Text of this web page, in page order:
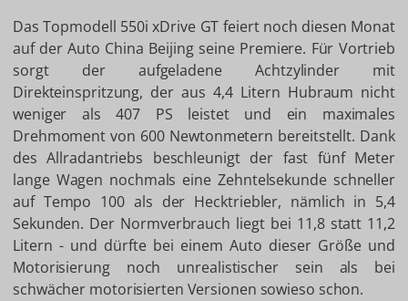
Das Topmodell 550i xDrive GT feiert noch diesen Monat
auf der Auto China Beijing seine Premiere. Für Vortrieb
sorgt der aufgeladene Achtzylinder mit
Direkteinspritzung, der aus 4,4 Litern Hubraum nicht
weniger als 407 PS leistet und ein maximales
Drehmoment von 600 Newtonmetern bereitstellt. Dank
des Allradantriebs beschleunigt der fast fünf Meter
lange Wagen nochmals eine Zehntelsekunde schneller
auf Tempo 100 als der Hecktriebler, nämlich in 5,4
Sekunden. Der Normverbrauch liegt bei 11,8 statt 11,2
Litern - und dürfte bei einem Auto dieser Größe und
Motorisierung noch unrealistischer sein als bei
schwächer motorisierten Versionen sowieso schon.